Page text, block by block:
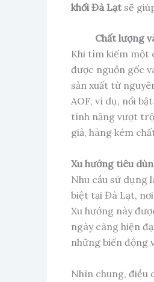
khối Đà Lạtsẽ
Chất lượng
Khi tìm kiếm một
được nguồn gốc
sản xuất từ
AOF, ví dụ, nổi
tính năng vượt
giả, hàng kém
Xu hướng tiêu
Nhu cầu sử dụng
biệt tại Đà Lạt,
Xu hướng này
ngày càng hiện
những biến động
Nhìn chung, điều